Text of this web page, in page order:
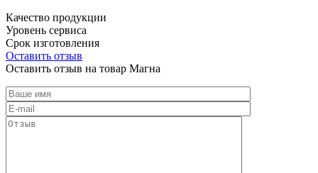
Качество продукции
Уровень сервиса
Срок изготовления
Оставить отзыв
Оставить отзыв на товар Магна